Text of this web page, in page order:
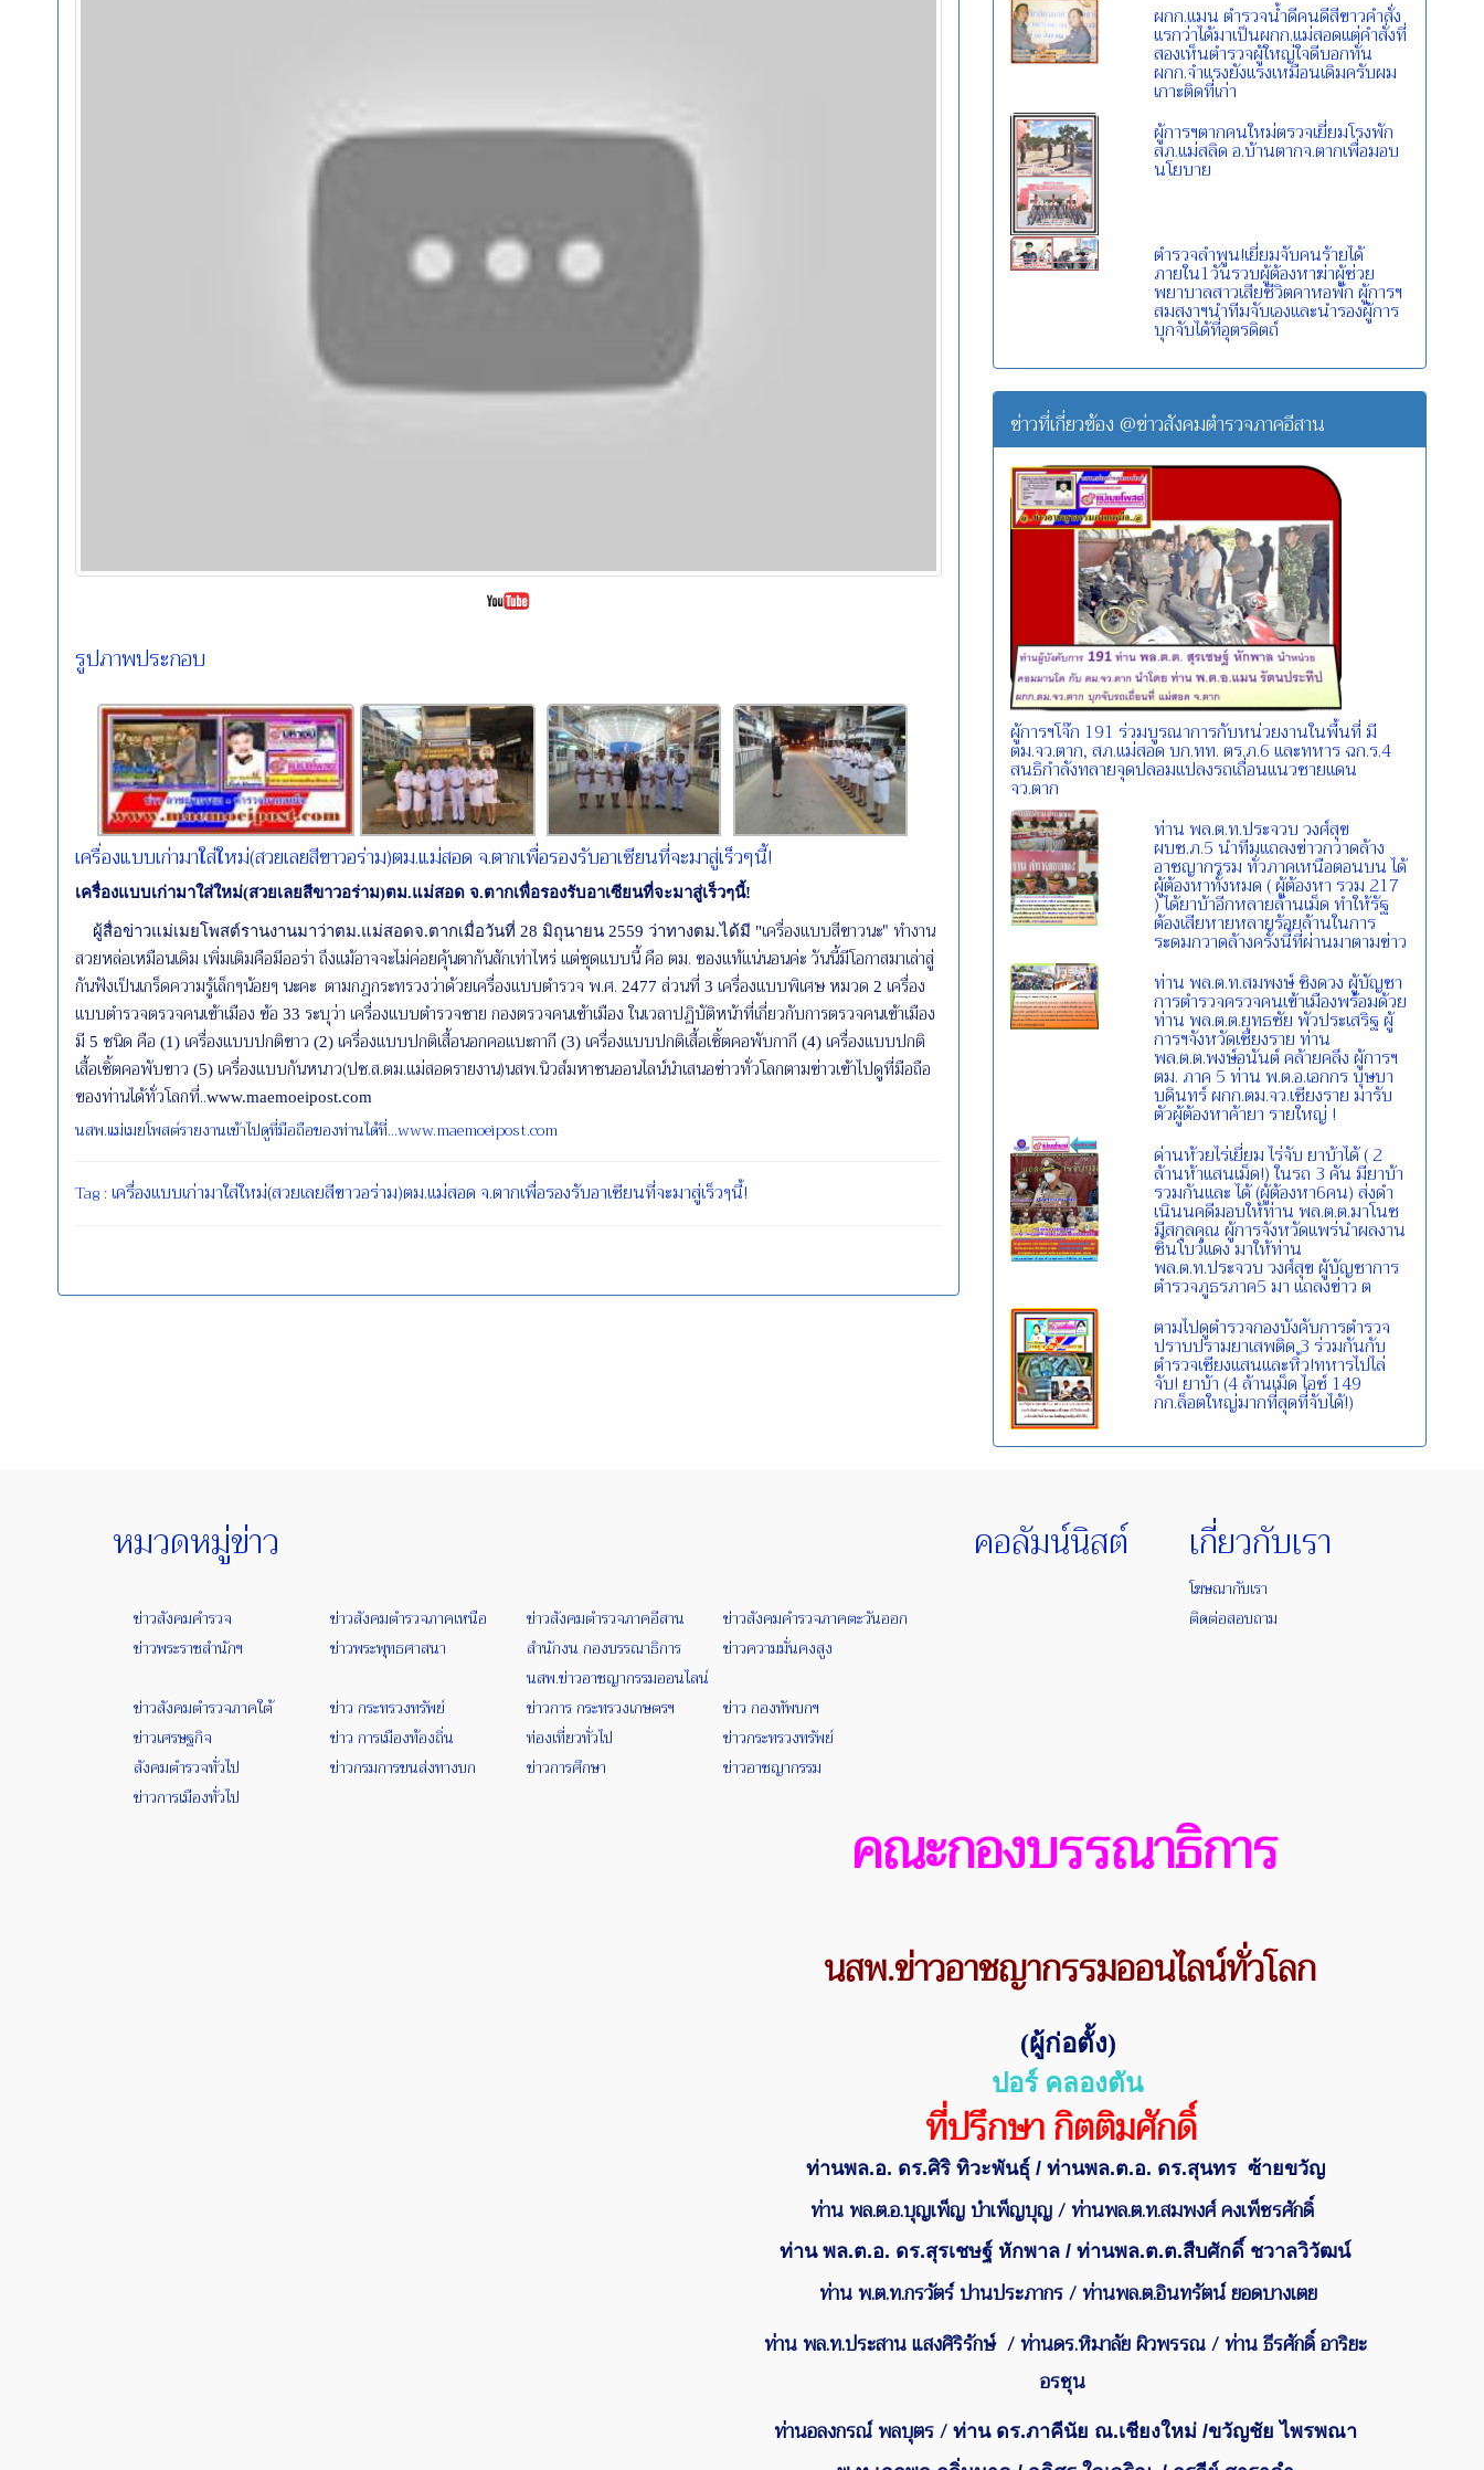
รูปภาพประกอบ
เครื่องแบบเก่ามาใส่ใหม่(สวยเลยสีขาวอร่าม)ตม.แม่สอด จ.ตากเพื่อรองรับอาเซียนที่จะมาสู่เร็วๆนี้!
เครื่องแบบเก่ามาใส่ใหม่(สวยเลยสีขาวอร่าม)ตม.แม่สอด จ.ตากเพื่อรองรับอาเซียนที่จะมาสู่เร็วๆนี้!
ผู้สื่อข่าวแม่เมยโพสต์รานงานมาว่าตม.แม่สอดจ.ตากเมื่อวันที่ 28 มิถุนายน 2559 ว่าทางตม.ได้มี "เครื่องแบบสีขาวนะ" ทำงาน
สวยหล่อเหมือนเดิม เพิ่มเติมคือมีออร่า ถึงแม้อาจจะไม่ค่อยคุ้นตากันสักเท่าไหร่ แต่ชุดแบบนี้ คือ ตม. ของแท้แน่นอนค่ะ วันนี้มีโอกาสมาเล่าสู่
กันฟังเป็นเกร็ดความรู้เล็กๆน้อยๆ นะคะ ตามกฎกระทรวงว่าด้วยเครื่องแบบตำรวจ พ.ศ.2477 ส่วนที่3 เครื่องแบบพิเศษ หมวด2 เครื่อง
แบบตำรวจตรวจคนเข้าเมือง ข้อ33 ระบุว่า เครื่องแบบตำรวจชาย กองตรวจคนเข้าเมือง ในเวลาปฏิบัติหน้าที่เกี่ยวกับการตรวจคนเข้าเมือง
มี5 ชนิด คือ(1)เครื่องแบบปกติขาว(2)เครื่องแบบปกติเสื้อนอกคอแบะกากี(3)เครื่องแบบปกติเสื้อเชิ้ตคอพับกากี(4)เครื่องแบบปกติ
เสื้อเชิ้ตคอพับขาว(5)เครื่องแบบกันหนาว(ปช.ส.ตม.แม่สอดรายงาน)นสพ.นิวส์มหาชนออนไลน์นำเสนอข่าวทั่วโลกตามข่าวเข้าไปดูที่มือถือ
ของท่านได้ทั่วโลกที่..www.maemoeipost.com
นสพ.แม่เมยโพสต์รายงานเข้าไปดูที่มือถือของท่านได้ที่...www.maemoeipost.com
Tag :เครื่องแบบเก่ามาใส่ใหม่(สวยเลยสีขาวอร่าม)ตม.แม่สอดจ.ตากเพื่อรองรับอาเซียนที่จะมาสู่เร็วๆนี้!
ผกก.แมน ตำรวจน้ำดีคนดีสีขาวคำสั่ง
แรกว่าได้มาเป็นผกก.แม่สอดแต่คำสั่งที่
สองเห็นตำรวจผู้ใหญ่ใจดีบอกทั่น
ผกก.จำแรงยังแรงเหมือนเดิมครับผม
เกาะติดที่เก่า
ผู้การฯตากคนใหม่ตรวจเยี่ยมโรงพัก
สภ.แม่สลิด อ.บ้านตากจ.ตากเพื่อมอบ
นโยบาย
ตำรวจลำพูน!เยี่ยมจับคนร้ายได้
ภายใน1วันรวบผู้ต้องหาฆ่าผู้ช่วย
พยาบาลสาวเสียชีวิตคาหอพัก ผู้การฯ
สมสงาฯนำทีมจับเองและนำรองผู้การ
บุกจับได้ที่อุตรดิตถ์
ข่าวที่เกี่ยวข้อง @ข่าวสังคมตำรวจภาคอีสาน
ผู้การฯโจ๊ก 191 ร่วมบูรณาการกับหน่วยงานในพื้นที่ มี
ตม.จว.ตาก, สภ.แม่สอด บก.ทท. ตร.ภ.6 และทหาร ฉก.ร.4
สนธิกำลังทลายจุดปลอมแปลงรถเถื่อนแนวชายแดน
จว.ตาก
ท่าน พล.ต.ท.ประจวบ วงศ์สุข
ผบช.ภ.5 นำทีมแถลงข่าวกวาดล้าง
อาชญากรรม ทั่วภาคเหนือตอนบน ได้
ผู้ต้องหาทั้งหมด ( ผู้ต้องหา รวม 217
) ได้ยาบ้าอีกหลายล้านเม็ด ทำให้รัฐ
ต้องเสียหายหลายร้อยล้านในการ
ระดมกวาดล้างครั้งนี้ที่ผ่านมาตามข่าว
ท่าน พล.ต.ท.สมพงษ์ ชิงดวง ผู้บัญชา
การตำรวจครวจคนเข้าเมืองพร้อมด้วย
ท่าน พล.ต.ต.ยุทธชัย พัวประเสริฐ ผู้
การฯจังหวัดเชียงราย ท่าน
พล.ต.ต.พงษ์อนันต์ คล้ายคลึง ผู้การฯ
ตม. ภาค 5 ท่าน พ.ต.อ.เอกกร บุษบา
บดินทร์ ผกก.ตม.จว.เชียงราย มารับ
ตัวผู้ต้องหาค้ายา รายใหญ่ !
ด่านห้วยไร่เยี่ยม ไร่จับ ยาบ้าได้ ( 2
ล้านห้าแสนเม็ด!) ในรถ 3 คัน มียาบ้า
รวมกันและ ได้ (ผู้ต้องหา6คน) ส่งดำ
เนินนคดีมอบให้ท่าน พล.ต.ต.มาโนช
มีสกุลคุณ ผู้การจังหวัดแพร่นำผลงาน
ชิ้นโบว์แดง มาให้ท่าน
พล.ต.ท.ประจวบ วงศ์สุข ผู้บัญชาการ
ตำรวจภูธรภาค5 มา แถลงข่าว ต
ตามไปดูตำรวจกองบังคับการตำรวจ
ปราบปรามยาเสพติด 3 ร่วมกันกับ
ตำรวจเชียงแสนและหิ้ว!ทหารไปไล่
จับ! ยาบ้า (4 ล้านเม็ด ไอซ์ 149
กก.ล็อตใหญ่มากที่สุดที่จับได้!)
หมวดหมู่ข่าว
ข่าวสังคมคำรวจ ข่าวสังคมตำรวจภาคเหนือ ข่าวสังคมตำรวจภาคอีสาน
ข่าวสังคมคำรวจภาคตะวันออก
ข่าวพระราชสำนักฯ
ข่าวพระพุทธศาสนา
สำนักงน กองบรรณาธิการ
นสพ.ข่าวอาชญากรรมออนไลน์
ข่าวความมั่นคงสูง
ข่าวสังคมตำรวจภาคใต้ ข่าว กระทรวงทรัพย์ ข่าวการ กระทรวงเกษตรฯ
ข่าว กองทัพบกฯ
ข่าวเศรษฐกิจ
ข่าว การเมืองท้องถิ่น ท่องเที่ยวทั่วไป
ข่าวกระทรวงทรัพย์
สังคมตำรวจทั่วไป
ข่าวกรมการขนส่งทางบก ข่าวการศึกษา
ข่าวอาชญากรรม
ข่าวการเมืองทั่วไป
คอลัมน์นิสต์ เกี่ยวกับเรา
โฆษณากับเรา
ติดต่อสอบถาม
คณะกองบรรณาธิการ
นสพ.ข่าวอาชญากรรมออนไลน์ทั่วโลก
(ผู้ก่อตั้ง)
ปอร์ คลองตัน
ที่ปรึกษา กิตติมศักดิ์
ท่านพล.อ. ดร.ศิริ ทิวะพันธุ์/ ท่านพล.ต.อ. ดร.สุนทร ซ้ายขวัญ
ท่าน พล.ต.อ.บุญเพ็ญ บำเพ็ญบุญ/ท่านพล.ต.ท.สมพงศ์ คงเพ็ชรศักดิ์
ท่าน พล.ต.อ. ดร.สุรเชษฐ์ หักพาล / ท่านพล.ต.ต.สืบศักดิ์ ชวาลวิวัฒน์
ท่าน พ.ต.ท.กรวัตร์ ปานประภากร/ท่านพล.ต.อินทรัตน์ ยอดบางเตย
ท่าน พล.ท.ประสาน แสงศิริรักษ์ / ท่านดร.หิมาลัย ผิวพรรณ / ท่านธีรศักดิ์ อาริยะ
อรชุน
ท่านอลงกรณ์ พลบุตร / ท่าน ดร.ภาคีนัย ณ.เชียงใหม่ /ขวัญชัย ไพรพณา